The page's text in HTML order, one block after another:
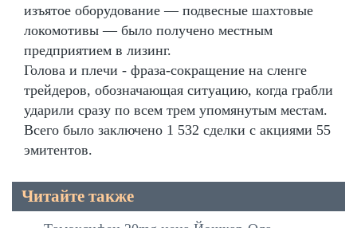
изъятое оборудование — подвесные шахтовые
локомотивы — было получено местным
предприятием в лизинг.
Голова и плечи - фраза-сокращение на сленге
трейдеров, обозначающая ситуацию, когда грабли
ударили сразу по всем трем упомянутым местам.
Всего было заключено 1 532 сделки с акциями 55
эмитентов.
Читайте также